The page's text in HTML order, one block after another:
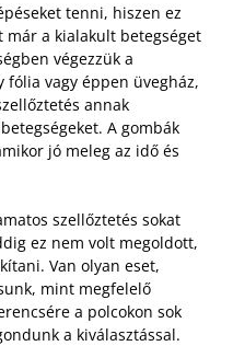
tenni, hiszen ez
a kialakult betegséget
végezzük a
vagy éppen üvegház,
annak
A gombák
jó meleg az idő és
szellőztetés sokat
ez nem volt megoldott,
Van olyan eset,
mint megfelelő
a polcokon sok
a kiválasztással.